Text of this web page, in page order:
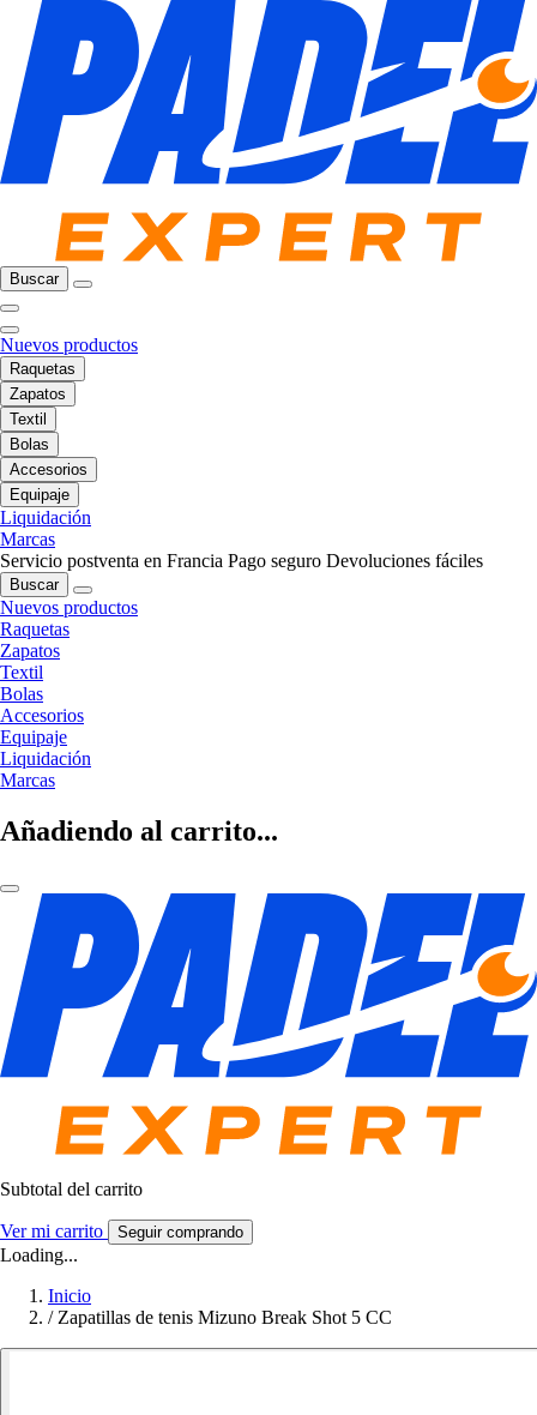
Buscar
Nuevos productos
Raquetas
Zapatos
Textil
Bolas
Accesorios
Equipaje
Liquidación
Marcas
Servicio postventa en Francia Pago seguro Devoluciones fáciles
Buscar
Nuevos productos
Raquetas
Zapatos
Textil
Bolas
Accesorios
Equipaje
Liquidación
Marcas
Añadiendo al carrito...
Subtotal del carrito
Ver mi carrito Seguir comprando
Loading...
Inicio
/ Zapatillas de tenis Mizuno Break Shot 5 CC